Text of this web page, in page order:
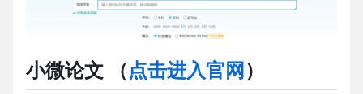
小微论文 （点击进入官网 ）